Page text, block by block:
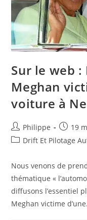
Sur le web
Meghan
voiture à
Auteur/autrice
de
Philippe
Post19
PostDrift Et Pilotage
Nous venons de
thématique «
diffusons l’essentiel
Meghan victime